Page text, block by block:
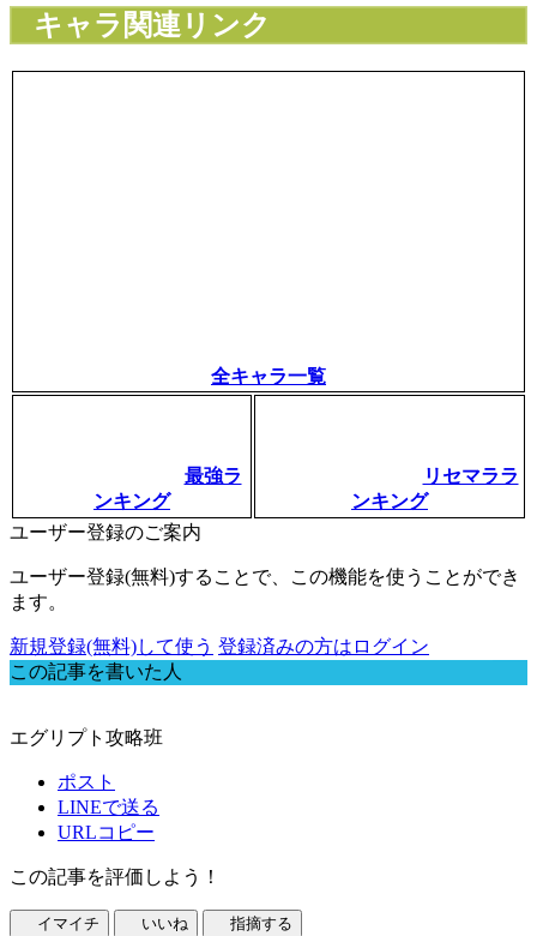
キャラ関連リンク
全キャラ一覧
最強ラ
ンキング
リセマララ
ンキング
ユーザー登録のご案内
ユーザー登録(無料)することで、この機能を使うことができ
ます。
新規登録(無料)して使う 登録済みの方はログイン
この記事を書いた人
エグリプト攻略班
ポスト
LINEで送る
URLコピー
この記事を評価しよう！
イマイチ いいね 指摘する